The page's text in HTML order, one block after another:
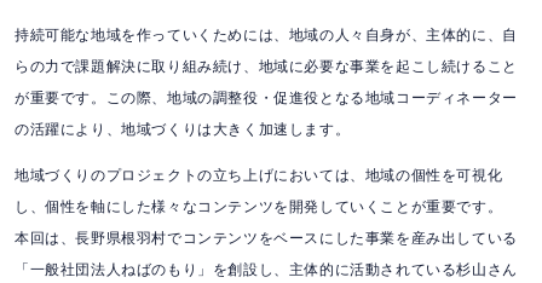
持続可能な地域を作っていくためには、地域の人々自身が、主体的に、自
らの力で課題解決に取り組み続け、地域に必要な事業を起こし続けること
が重要です。この際、地域の調整役・促進役となる地域コーディネーター
の活躍により、地域づくりは大きく加速します。
地域づくりのプロジェクトの立ち上げにおいては、地域の個性を可視化
し、個性を軸にした様々なコンテンツを開発していくことが重要です。
本回は、長野県根羽村でコンテンツをベースにした事業を産み出している
「一般社団法人ねばのもり」を創設し、主体的に活動されている杉山さん